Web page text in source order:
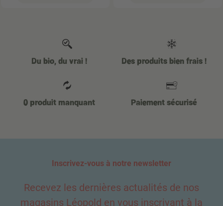
Du bio, du vrai ! Des produits bien frais !
0 produit manquant Paiement sécurisé
Inscrivez-vous à notre newsletter
Recevez les dernières actualités de nos
magasins Léopold en vous inscrivant à la